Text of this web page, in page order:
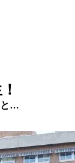
と…